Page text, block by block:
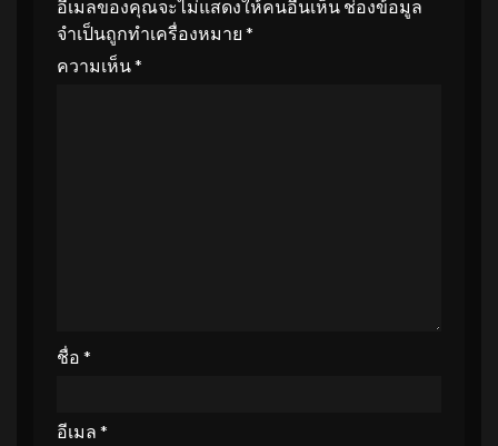
อีเมลของคุณจะไม่แสดงให้คนอื่นเห็น ช่องข้อมูล
จำเป็นถูกทำเครื่องหมาย *
ความเห็น*
ชื่อ *
อีเมล *